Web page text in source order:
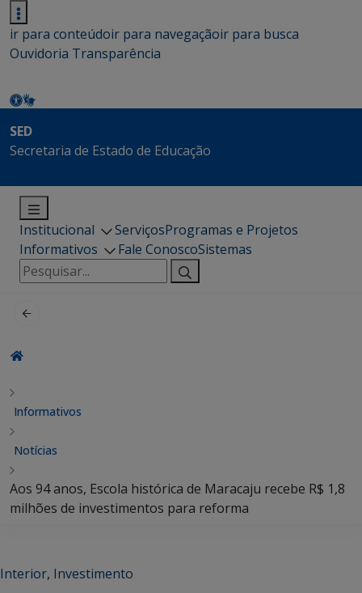
ir para conteúdoir para navegaçãoir para busca
Ouvidoria Transparência
SED
Secretaria de Estado de Educação
Institucional ServiçosProgramas e Projetos
Informativos
Fale ConoscoSistemas
Pesquisar
por:
Informativos
Notícias
Aos 94 anos, Escola histórica de Maracaju recebe R$ 1,8
milhões de investimentos para reforma
Interior, Investimento